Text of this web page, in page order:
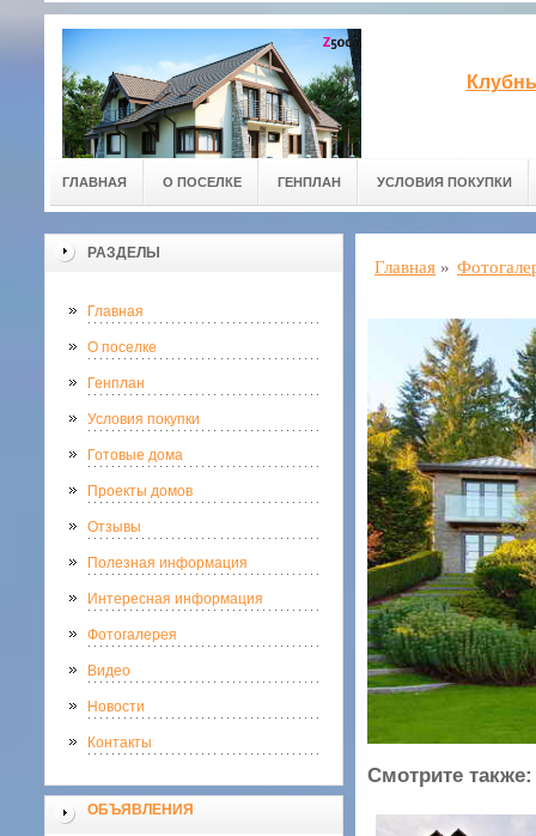
ГЛАВНАЯ О ПОСЕЛКЕ ГЕНПЛАН УСЛОВИЯ ПОКУПКИ
РАЗДЕЛЫ
Главная
О поселке
Генплан
Условия покупки
Готовые дома
Проекты домов
Отзывы
Полезная информация
Интересная информация
Фотогалерея
Видео
Новости
Контакты
ОБЪЯВЛЕНИЯ
Главная »
Смотрите также: